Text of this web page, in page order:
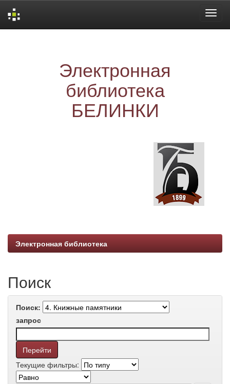
Электронная
библиотека
БЕЛИНКИ
Электронная библиотека
Поиск
Поиск:
запрос
Текущие фильтры: